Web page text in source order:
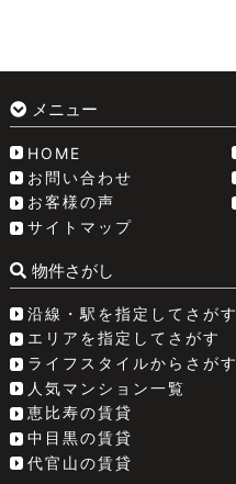
メニュー
HOME
お問い合わせ
お客様の声
サイトマップ
物件さがし
沿線・駅を指定してさがす
エリアを指定してさがす
ライフスタイルからさがす
人気マンション一覧
恵比寿の賃貸
中目黒の賃貸
代官山の賃貸